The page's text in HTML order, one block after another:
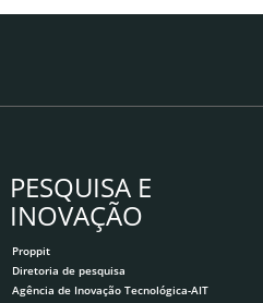
PESQUISA E
INOVAÇÃO
Proppit
Diretoria de pesquisa
Agência de Inovação Tecnológica-AIT